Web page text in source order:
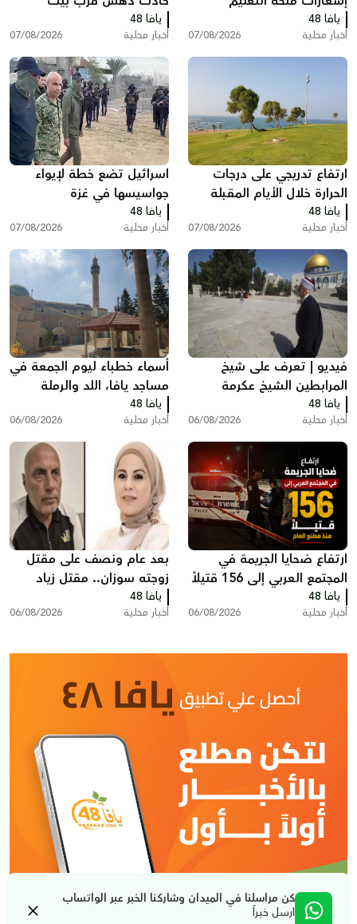
كن مراسلنا في الميدان وشاركنا الخبر عبر الواتساب
ارسل خبراً
يافا 48
أخبار محلية 07/08/2026
شيمش
يافا 48
أخبار محلية 07/08/2026
ارتفاع تدريجي على درجات
الحرارة خلال الأيام المقبلة
يافا 48
أخبار محلية 07/08/2026
اسرائيل تضع خطة لإيواء
جواسيسها في غزة
يافا 48
أخبار محلية 07/08/2026
فيديو | تعرف على شيخ
المرابطين الشيخ عكرمة
صبري
يافا 48
أخبار محلية 06/08/2026
أسماء خطباء ليوم الجمعة في
مساجد يافا، اللد والرملة
يافا 48
أخبار محلية 06/08/2026
ارتفاع ضحايا الجريمة في
المجتمع العربي إلى 156 قتيلاً
منذ مطلع العام
يافا 48
أخبار محلية 06/08/2026
بعد عام ونصف على مقتل
زوجته سوزان.. مقتل زياد
بشارة من الطيرة في الطيبة
يافا 48
أخبار محلية 06/08/2026